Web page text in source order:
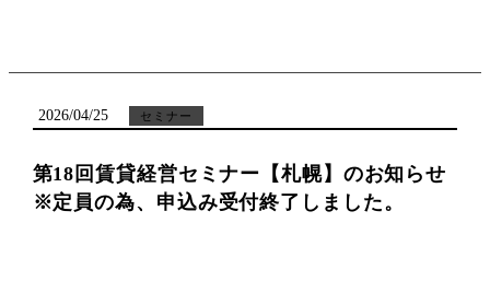
2026/04/25 セミナー
第18回賃貸経営セミナー【札幌】のお知らせ
※定員の為、申込み受付終了しました。